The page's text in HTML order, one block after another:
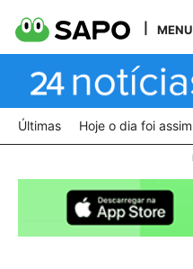
MENU
Últimas Hoje o dia foi assim